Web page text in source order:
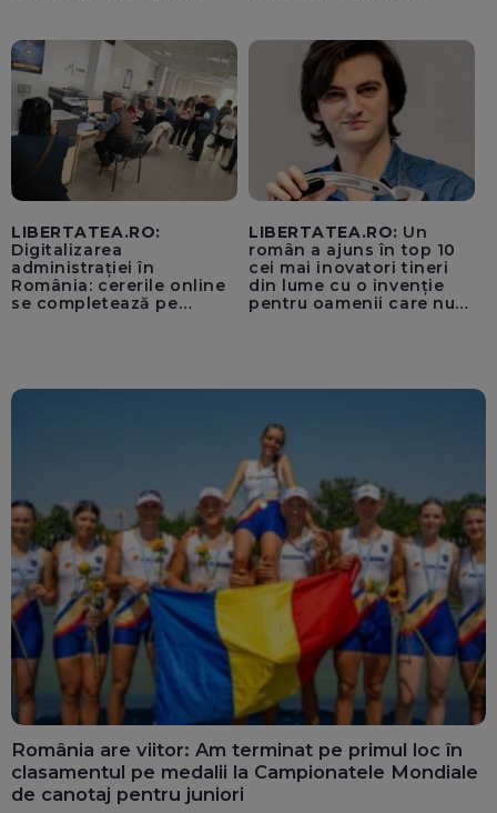
pentru instaurarea
„cenzurii” pe platforma X
LIBERTATEA.RO:
Digitalizarea
administrației în
România: cererile online
se completează pe
LIBERTATEA.RO: Un
român a ajuns în top 10
cei mai inovatori tineri
din lume cu o invenție
pentru oamenii care nu
România are viitor: Am terminat pe primul loc în
clasamentul pe medalii la Campionatele Mondiale
de canotaj pentru juniori